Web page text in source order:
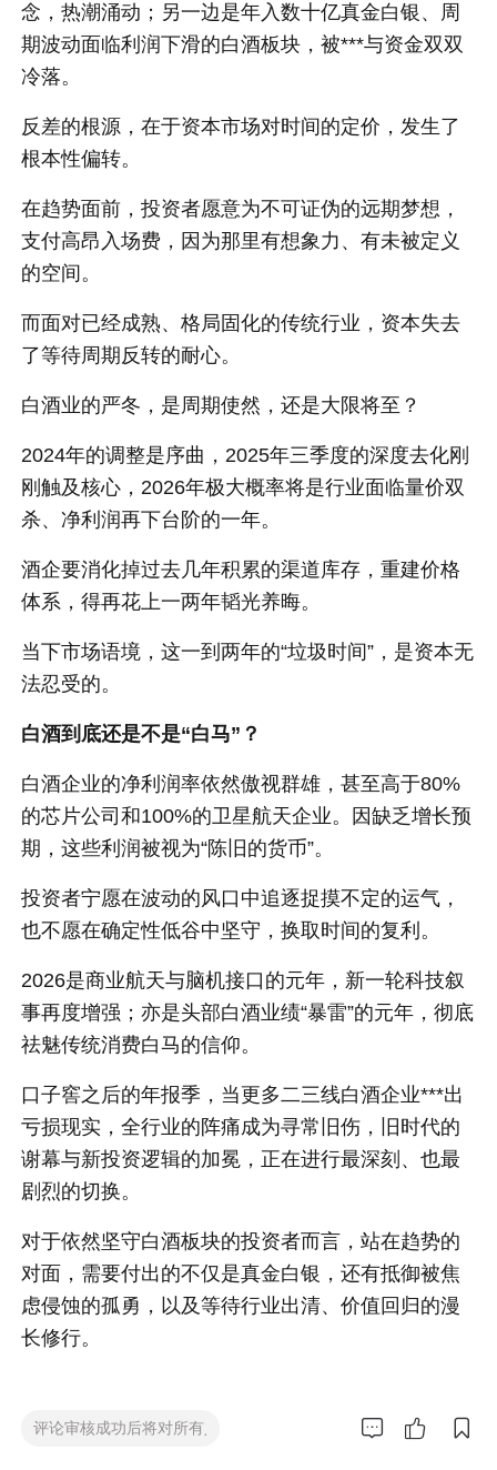
念，热潮涌动；另一边是年入数十亿真金白银、周
期波动面临利润下滑的白酒板块，被***与资金双双
冷落。
反差的根源，在于资本市场对时间的定价，发生了
根本性偏转。
在趋势面前，投资者愿意为不可证伪的远期梦想，
支付高昂入场费，因为那里有想象力、有未被定义
的空间。
而面对已经成熟、格局固化的传统行业，资本失去
了等待周期反转的耐心。
白酒业的严冬，是周期使然，还是大限将至？
2024年的调整是序曲，2025年三季度的深度去化刚
刚触及核心，2026年极大概率将是行业面临量价双
杀、净利润再下台阶的一年。
酒企要消化掉过去几年积累的渠道库存，重建价格
体系，得再花上一两年韬光养晦。
当下市场语境，这一到两年的“垃圾时间”，是资本无
法忍受的。
白酒到底还是不是“白马”？
白酒企业的净利润率依然傲视群雄，甚至高于80%
的芯片公司和100%的卫星航天企业。因缺乏增长预
期，这些利润被视为“陈旧的货币”。
投资者宁愿在波动的风口中追逐捉摸不定的运气，
也不愿在确定性低谷中坚守，换取时间的复利。
2026是商业航天与脑机接口的元年，新一轮科技叙
事再度增强；亦是头部白酒业绩“暴雷”的元年，彻底
祛魅传统消费白马的信仰。
口子窖之后的年报季，当更多二三线白酒企业***出
亏损现实，全行业的阵痛成为寻常旧伤，旧时代的
谢幕与新投资逻辑的加冕，正在进行最深刻、也最
剧烈的切换。
对于依然坚守白酒板块的投资者而言，站在趋势的
对面，需要付出的不仅是真金白银，还有抵御被焦
虑侵蚀的孤勇，以及等待行业出清、价值回归的漫
长修行。
  